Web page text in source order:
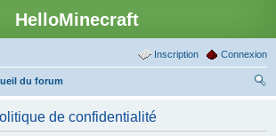
HelloMinecraft
Connexion
Inscription
du forum
de confidentialité